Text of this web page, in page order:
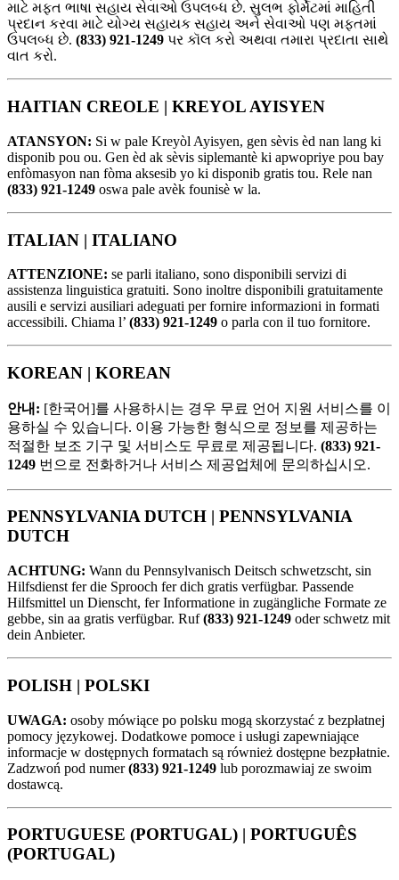
માટે મફત ભાષા સહાય સેવાઓ ઉપલબ્ધ છે. સુલભ ફોર્મેટમાં માહિતી
પ્રદાન કરવા માટે યોગ્ય સહાયક સહાય અને સેવાઓ પણ મફતમાં
ઉપલબ્ધ છે. (833) 921-1249 પર કૉલ કરો અથવા તમારા પ્રદાતા સાથે
વાત કરો.
HAITIAN CREOLE | KREYOL AYISYEN
ATANSYON: Si w pale Kreyòl Ayisyen, gen sèvis èd nan lang ki
disponib pou ou. Gen èd ak sèvis siplemantè ki apwopriye pou bay
enfòmasyon nan fòma aksesib yo ki disponib gratis tou. Rele nan
(833) 921-1249 oswa pale avèk founisè w la.
ITALIAN | ITALIANO
ATTENZIONE: se parli italiano, sono disponibili servizi di
assistenza linguistica gratuiti. Sono inoltre disponibili gratuitamente
ausili e servizi ausiliari adeguati per fornire informazioni in formati
accessibili. Chiama l’ (833) 921-1249 o parla con il tuo fornitore.
KOREAN | KOREAN
안내: [한국어]를 사용하시는 경우 무료 언어 지원 서비스를 이
용하실 수 있습니다. 이용 가능한 형식으로 정보를 제공하는
적절한 보조 기구 및 서비스도 무료로 제공됩니다. (833) 921-
1249 번으로 전화하거나 서비스 제공업체에 문의하십시오.
PENNSYLVANIA DUTCH | PENNSYLVANIA
DUTCH
ACHTUNG: Wann du Pennsylvanisch Deitsch schwetzscht, sin
Hilfsdienst fer die Sprooch fer dich gratis verfügbar. Passende
Hilfsmittel un Dienscht, fer Informatione in zugängliche Formate ze
gebbe, sin aa gratis verfügbar. Ruf(833) 921-1249 oder schwetz mit
dein Anbieter.
POLISH | POLSKI
UWAGA: osoby mówiące po polsku mogą skorzystać z bezpłatnej
pomocy językowej. Dodatkowe pomoce i usługi zapewniające
informacje w dostępnych formatach są również dostępne bezpłatnie.
Zadzwoń pod numer(833) 921-1249 lub porozmawiaj ze swoim
dostawcą.
PORTUGUESE (PORTUGAL) | PORTUGUÊS
(PORTUGAL)